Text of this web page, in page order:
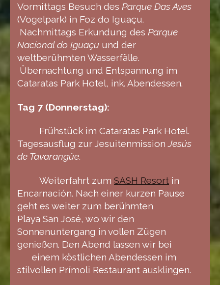
Vormittags Besuch des Parque Das Aves
(Vogelpark) in Foz do Iguaçu.
Nachmittags Erkundung des Parque
Nacional do Iguaçu und der
weltberühmten Wasserfälle.
Übernachtung und Entspannung im
Cataratas Park Hotel, ink. Abendessen.
Tag 7 (Donnerstag):
Frühstück im Cataratas Park Hotel.
Tagesausflug zur JesuitenmissionJesús
de Tavarangüe.
Weiterfahrt zum SASH Resort in
Encarnación. Nach einer kurzen Pause
geht es weiter zum berühmten
Playa San José, wo wir den
Sonnenuntergang in vollen Zügen
genießen. Den Abend lassen wir bei
einem köstlichen Abendessen im
stilvollen Prímoli Restaurant ausklingen.